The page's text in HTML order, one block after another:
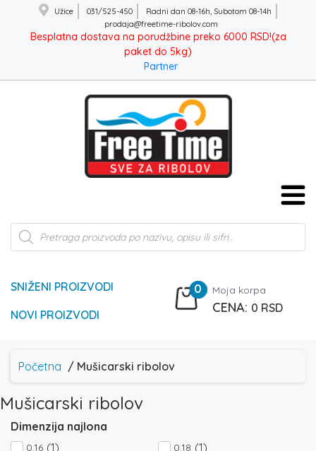
Užice 031/525-450
Radni dan 08-16h, Subotom 08-14h
prodaja@freetime-ribolov.com
Besplatna dostava na porudžbine preko 6000 RSD!(za
paket do 5kg)
Partner
Products
search
SNIŽENI PROIZVODI
NOVI PROIZVODI
0 Moja korpa
0 RSD
Početna / Mušicarski ribolov
Mušicarski ribolov
Dimenzija najlona
0.16 (1) 0.18 (1)